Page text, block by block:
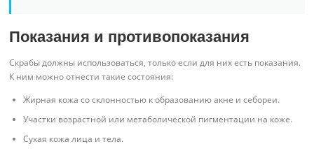
Показания и противопоказания
Скрабы должны использоваться, только если для них есть показания.
К ним можно отнести такие состояния:
Жирная кожа со склонностью к образованию акне и себореи.
Участки возрастной или метаболической пигментации на коже.
Сухая кожа лица и тела.